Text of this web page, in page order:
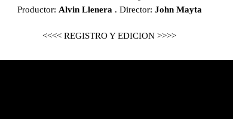
Productor: Alvin Llenera . Director: John Mayta
<<<< REGISTRO Y EDICION >>>>